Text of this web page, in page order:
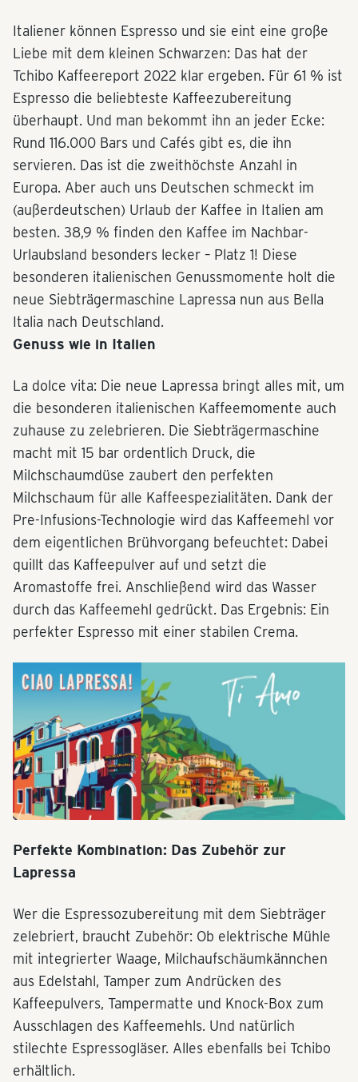
Italiener können Espresso und sie eint eine große
Liebe mit dem kleinen Schwarzen: Das hat der
Tchibo Kaffeereport 2022 klar ergeben. Für 61 % ist
Espresso die beliebteste Kaffeezubereitung
überhaupt. Und man bekommt ihn an jeder Ecke:
Rund 116.000 Bars und Cafés gibt es, die ihn
servieren. Das ist die zweithöchste Anzahl in
Europa. Aber auch uns Deutschen schmeckt im
(außerdeutschen) Urlaub der Kaffee in Italien am
besten. 38,9 % finden den Kaffee im Nachbar-
Urlaubsland besonders lecker – Platz 1! Diese
besonderen italienischen Genussmomente holt die
neue Siebträgermaschine Lapressa nun aus Bella
Italia nach Deutschland.
Genuss wie in Italien
La dolce vita: Die neue Lapressa bringt alles mit, um
die besonderen italienischen Kaffeemomente auch
zuhause zu zelebrieren. Die Siebträgermaschine
macht mit 15 bar ordentlich Druck, die
Milchschaumdüse zaubert den perfekten
Milchschaum für alle Kaffeespezialitäten. Dank der
Pre-Infusions-Technologie wird das Kaffeemehl vor
dem eigentlichen Brühvorgang befeuchtet: Dabei
quillt das Kaffeepulver auf und setzt die
Aromastoffe frei. Anschließend wird das Wasser
durch das Kaffeemehl gedrückt. Das Ergebnis: Ein
perfekter Espresso mit einer stabilen Crema.
Perfekte Kombination: Das Zubehör zur
Lapressa
Wer die Espressozubereitung mit dem Siebträger
zelebriert, braucht Zubehör: Ob elektrische Mühle
mit integrierter Waage, Milchaufschäumkännchen
aus Edelstahl, Tamper zum Andrücken des
Kaffeepulvers, Tampermatte und Knock-Box zum
Ausschlagen des Kaffeemehls. Und natürlich
stilechte Espressogläser. Alles ebenfalls bei Tchibo
erhältlich.